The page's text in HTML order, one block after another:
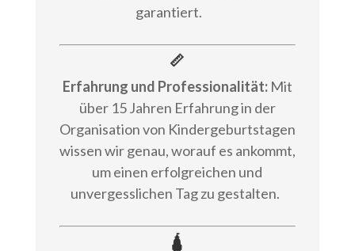
garantiert.
📏
Erfahrung und Professionalität:Mit
über 15 Jahren Erfahrung in der
Organisation von Kindergeburtstagen
wissen wir genau, worauf es ankommt,
um einen erfolgreichen und
unvergesslichen Tag zu gestalten.
🛕